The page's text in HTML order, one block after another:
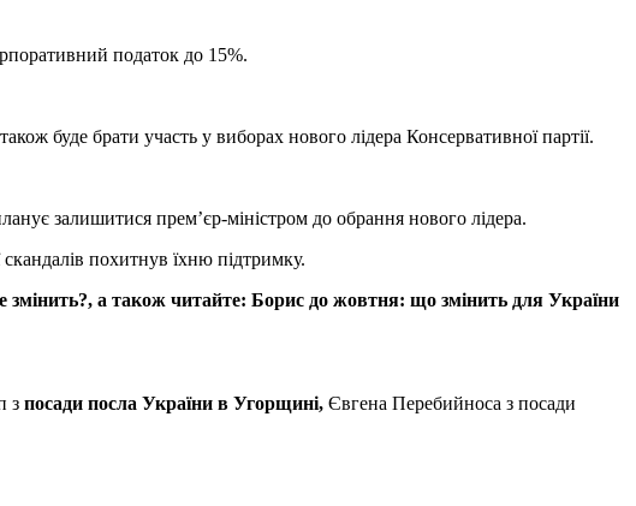
податок до 15%.
буде брати участь у виборах нового лідера Консервативної партії.
залишитися прем’єр-міністром до обрання нового лідера.
скандалів похитнув їхню підтримку.
змінить?, а також читайте: Борис до жовтня: що змінить для України
з посади посла України в Угорщині, Євгена Перебийноса з посади